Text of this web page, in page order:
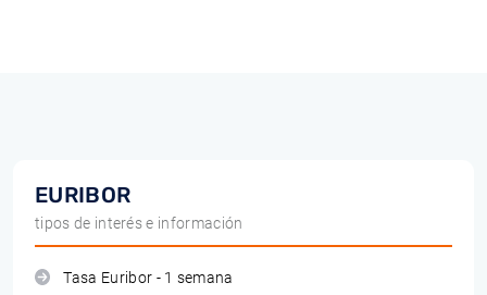
EURIBOR
tipos de interés e información
Tasa Euribor - 1 semana